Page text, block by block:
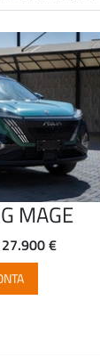
MAGE
27.900 €